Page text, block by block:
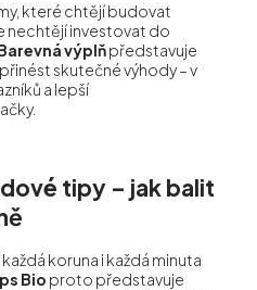
které chtějí budovat
nechtějí investovat do
výplňpředstavuje
skutečné výhody – v
a lepší
tipy – jak balit
koruna i každá minuta
Bio proto představuje